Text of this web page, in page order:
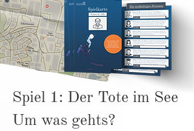
Spiel 1: Der Tote im See
Um was gehts?